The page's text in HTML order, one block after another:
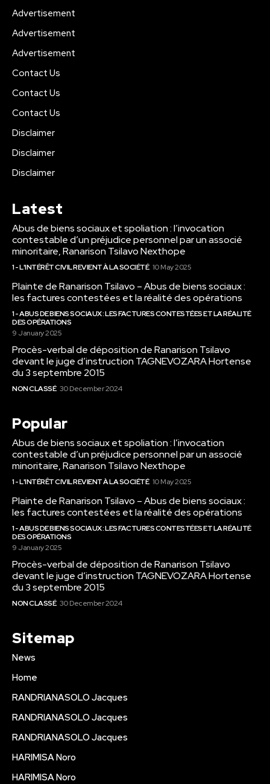
Advertisement
Advertisement
Advertisement
Contact Us
Contact Us
Contact Us
Disclaimer
Disclaimer
Disclaimer
Latest
Abus de biens sociaux et spoliation : l’invocation
contestable d’un préjudice personnel par un associé
minoritaire, Ranarison Tsilavo Nexthope
1 - L'INTÉRÊT CIVIL REVIENT À LA SOCIÉTÉ 10 May 2025
Plainte de Ranarison Tsilavo – Abus de biens sociaux :
les factures contestées et la réalité des opérations
1 - ABUS DE BIENS SOCIAUX : LES FACTURES CONTESTÉES ET LA RÉALITÉ
DES OPÉRATIONS
9 January 2025
Procès-verbal de déposition de Ranarison Tsilavo
devant le juge d’instruction TAGNEVOZARA Hortense
du 3 septembre 2015
NON CLASSÉ 30 December 2024
Popular
Abus de biens sociaux et spoliation : l’invocation
contestable d’un préjudice personnel par un associé
minoritaire, Ranarison Tsilavo Nexthope
1 - L'INTÉRÊT CIVIL REVIENT À LA SOCIÉTÉ 10 May 2025
Plainte de Ranarison Tsilavo – Abus de biens sociaux :
les factures contestées et la réalité des opérations
1 - ABUS DE BIENS SOCIAUX : LES FACTURES CONTESTÉES ET LA RÉALITÉ
DES OPÉRATIONS
9 January 2025
Procès-verbal de déposition de Ranarison Tsilavo
devant le juge d’instruction TAGNEVOZARA Hortense
du 3 septembre 2015
NON CLASSÉ 30 December 2024
Sitemap
News
Home
RANDRIANASOLO Jacques
RANDRIANASOLO Jacques
RANDRIANASOLO Jacques
HARIMISA Noro
HARIMISA Noro